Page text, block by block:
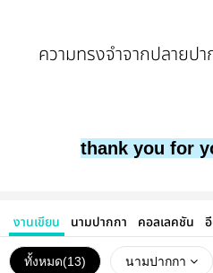
ความทรงจำจากปลายป
thank you for
งานเขียน นามปากกา คอลเลคชัน
ทั้งหมด(13) นามปากกา